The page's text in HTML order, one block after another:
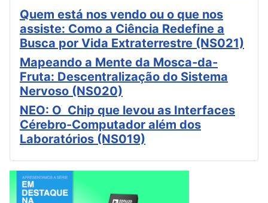
Quem está nos vendo ou o que nos
assiste: Como a Ciência Redefine a
Busca por Vida Extraterrestre (NS021)
Mapeando a Mente da Mosca-da-
Fruta: Descentralização do Sistema
Nervoso (NS020)
NEO: O Chip que levou as Interfaces
Cérebro-Computador além dos
Laboratórios (NS019)